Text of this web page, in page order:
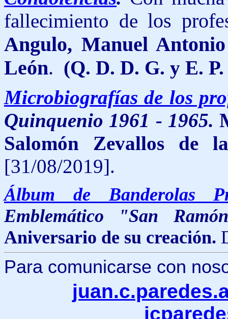
fallecimiento de los
Angulo, Manuel
León. (Q. D. D. G. y E.
Microbiografías de los
Quinquenio 1961 - 1965.
Salomón Zevallos de
[31/08/2019].
Álbum de Banderolas
Emblemático "San
Aniversario de su creación.
Para comunicarse con